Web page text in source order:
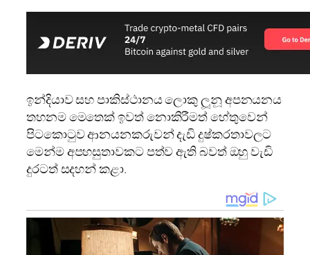
ඉන්දියාව සහ පාකිස්ථානය ලොකු ලූනූ අපනයනය
තහනම මෙතෙක් ඉවත් නොකිරීමත් හේතුවෙන්
පිටකොටුව ආනයනකරුවන් දැඩි දුෂ්කරතාවලට
මෙන්ම අපහසුතාවකට පත්ව ඇති බවත් ඔහු වැඩි
දුරටත් සදහන් කළා.